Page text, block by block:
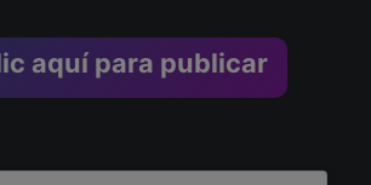
aquí para publicar